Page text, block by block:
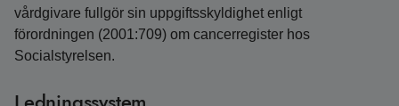
vårdgivare fullgör sin uppgiftsskyldighet enligt
förordningen (2001:709) om cancerregister hos
Socialstyrelsen.